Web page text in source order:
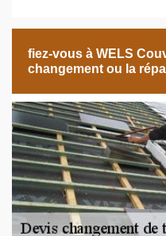
fiez-vous à WELS
changement ou la